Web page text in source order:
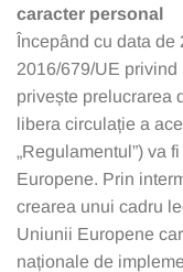
caracter personal
Începând cu data de
2016/679/UE
privește prelucrarea
libera circulație a
„Regulamentul”) va
Europene. Prin
crearea unui cadru
Uniunii Europene
naționale de